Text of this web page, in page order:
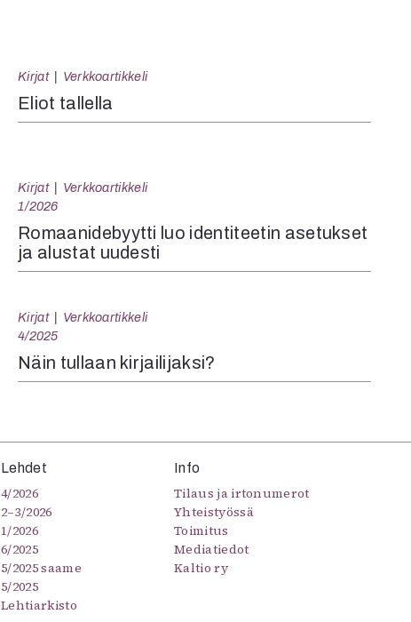
Kirjat Verkkoartikkeli
Eliot tallella
Kirjat
Verkkoartikkeli
1/2026
Romaanidebyytti luo identiteetin asetukset
ja alustat uudesti
Kirjat
Verkkoartikkeli
4/2025
Näin tullaan kirjailijaksi?
Lehdet
4/2026
2–3/2026
1/2026
6/2025
5/2025 saame
5/2025
Lehtiarkisto
Info
Tilaus ja irtonumerot
Yhteistyössä
Toimitus
Mediatiedot
Kaltio ry